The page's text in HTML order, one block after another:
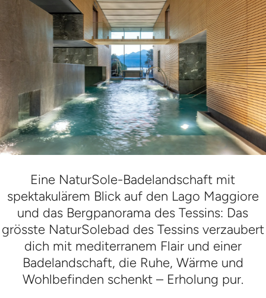
Eine NaturSole-Badelandschaft mit
spektakulärem Blick auf den Lago Maggiore
und das Bergpanorama des Tessins: Das
grösste NaturSolebad des Tessins verzaubert
dich mit mediterranem Flair und einer
Badelandschaft, die Ruhe, Wärme und
Wohlbefinden schenkt – Erholung pur.